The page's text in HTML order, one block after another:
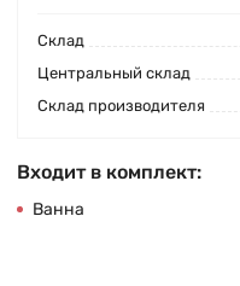
Cклад
Центральный склад
Склад производителя
Входит в комплект:
Ванна